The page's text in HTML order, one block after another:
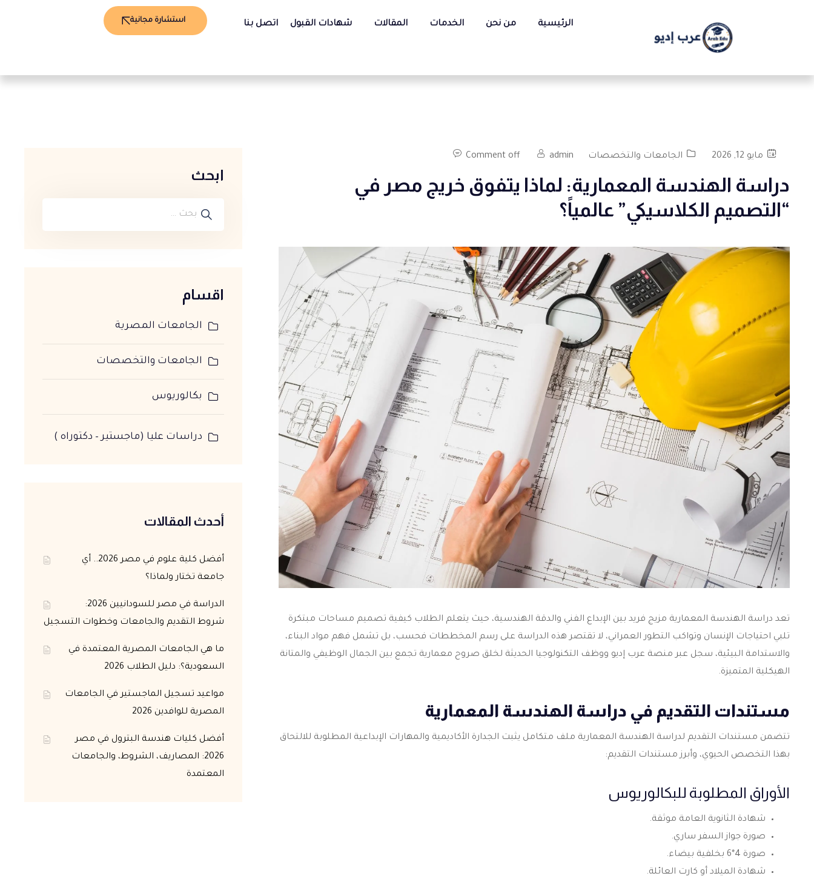
الرئيسية من نحن الخدمات المقالات شهادات القبول اتصل بنا استشارة مجانية
مايو 12, 2026 الجامعات والتخصصات admin
Comment off
دراسة الهندسة المعمارية: لماذا يتفوق خريج مصر في
“التصميم الكلاسيكي” عالمياً؟
تعد دراسة الهندسة المعمارية مزيج فريد بين الإبداع الفني والدقة الهندسية، حيث يتعلم الطلاب كيفية تصميم مساحات مبتكرة
تلبي احتياجات الإنسان وتواكب التطور العمراني، لا تقتصر هذه الدراسة على رسم المخططات فحسب، بل تشمل فهم مواد البناء،
والاستدامة البيئية، سجل عبر منصة عرب إديو ووظف التكنولوجيا الحديثة لخلق صروح معمارية تجمع بين الجمال الوظيفي والمتانة
الهيكلية المتميزة.
مستندات التقديم في دراسة الهندسة المعمارية
تتضمن مستندات التقديم لدراسة الهندسة المعمارية ملف متكامل يثبت الجدارة الأكاديمية والمهارات الإبداعية المطلوبة للالتحاق
بهذا التخصص الحيوي، وأبرز مستندات التقديم:
الأوراق المطلوبة للبكالوريوس
شهادة الثانوية العامة موثقة.
صورة جواز السفر ساري.
صورة 4*6 بخلفية بيضاء.
شهادة الميلاد أو كارت العائلة.
ابحث
اقسام
الجامعات المصرية
الجامعات والتخصصات
بكالوريوس
دراسات عليا (ماجستير – دكتوراه )
أحدث المقالات
أفضل كلية علوم في مصر 2026.. أي
جامعة تختار ولماذا؟
الدراسة في مصر للسودانيين 2026:
شروط التقديم والجامعات وخطوات التسجيل
ما هي الجامعات المصرية المعتمدة في
السعودية؟: دليل الطلاب 2026
مواعيد تسجيل الماجستير في الجامعات
المصرية للوافدين 2026
أفضل كليات هندسة البترول في مصر
2026: المصاريف، الشروط، والجامعات
المعتمدة